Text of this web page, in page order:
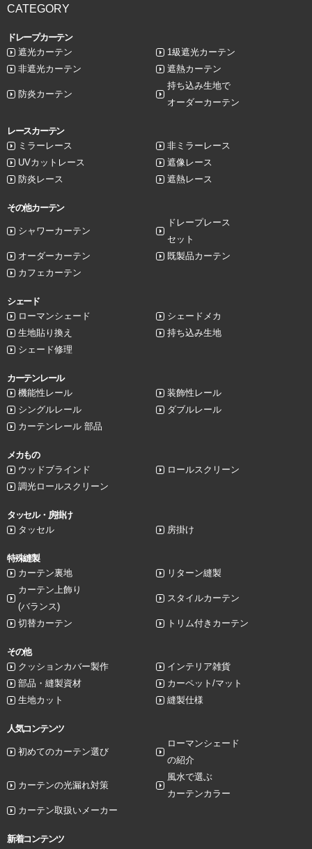
CATEGORY
ドレープカーテン
遮光カーテン
1級遮光カーテン
非遮光カーテン
遮熱カーテン
防炎カーテン
持ち込み生地で
オーダーカーテン
レースカーテン
ミラーレース
非ミラーレース
UVカットレース
遮像レース
防炎レース
遮熱レース
その他カーテン
シャワーカーテン
ドレープレース
セット
オーダーカーテン
既製品カーテン
カフェカーテン
シェード
ローマンシェード
シェードメカ
生地貼り換え
持ち込み生地
シェード修理
カーテンレール
機能性レール
装飾性レール
シングルレール
ダブルレール
カーテンレール 部品
メカもの
ウッドブラインド
ロールスクリーン
調光ロールスクリーン
タッセル・房掛け
タッセル
房掛け
特殊縫製
カーテン裏地
リターン縫製
カーテン上飾り
(バランス)
スタイルカーテン
切替カーテン トリム付きカーテン
その他
クッションカバー製作
インテリア雑貨
部品・縫製資材
カーペット/マット
生地カット
縫製仕様
人気コンテンツ
初めてのカーテン選び
ローマンシェード
の紹介
カーテンの光漏れ対策
風水で選ぶ
カーテンカラー
カーテン取扱いメーカー
新着コンテンツ